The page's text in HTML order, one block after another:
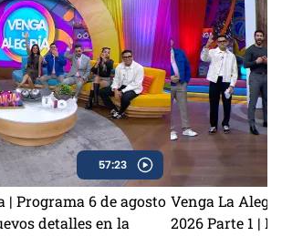
57:23
| Programa 6 de agosto
detalles en la
Venga La
2026 Parte 1 |